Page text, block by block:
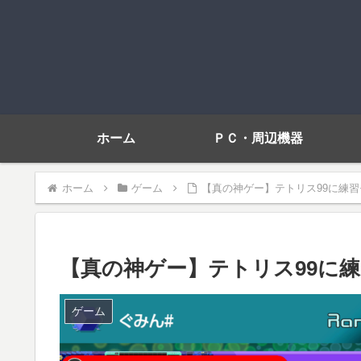
ホーム ＰＣ・周辺機器
ホーム ゲーム 【真の神ゲー】テトリス99に練
【真の神ゲー】テトリス99に
ゲーム